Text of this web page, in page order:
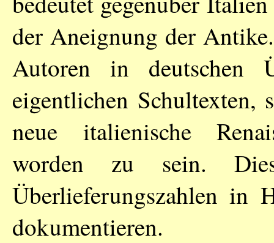
der Aneignung der
Autoren in deutschen
eigentlichen Schultexten,
neue italienische
worden zu sein.
Überlieferungszahlen in
dokumentieren.